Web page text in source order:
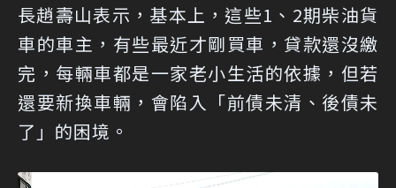
長趙壽山表示，基本上，這些1、2期柴油貨
車的車主，有些最近才剛買車，貸款還沒繳
完，每輛車都是一家老小生活的依據，但若
還要新換車輛，會陷入「前債未清、後債未
了」的困境。